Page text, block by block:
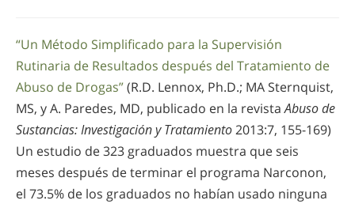
“Un Método Simplificado para la Supervisión
Rutinaria de Resultados después del Tratamiento de
Abuso de Drogas”(R.D. Lennox, Ph.D.; MA Sternquist,
MS, y A. Paredes, MD, publicado en la revistaAbuso de
Sustancias: Investigación y Tratamiento2013:7, 155-169)
Un estudio de 323 graduados muestra que seis
meses después de terminar el programa Narconon,
el 73.5% de los graduados no habían usado ninguna